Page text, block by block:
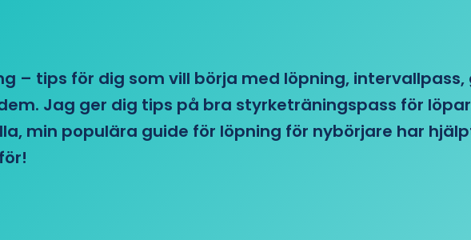
– tips för dig som vill börja med löpning, intervallpass,
Jag ger dig tips på bra styrketräningspass för
min populära guide för löpning för nybörjare har